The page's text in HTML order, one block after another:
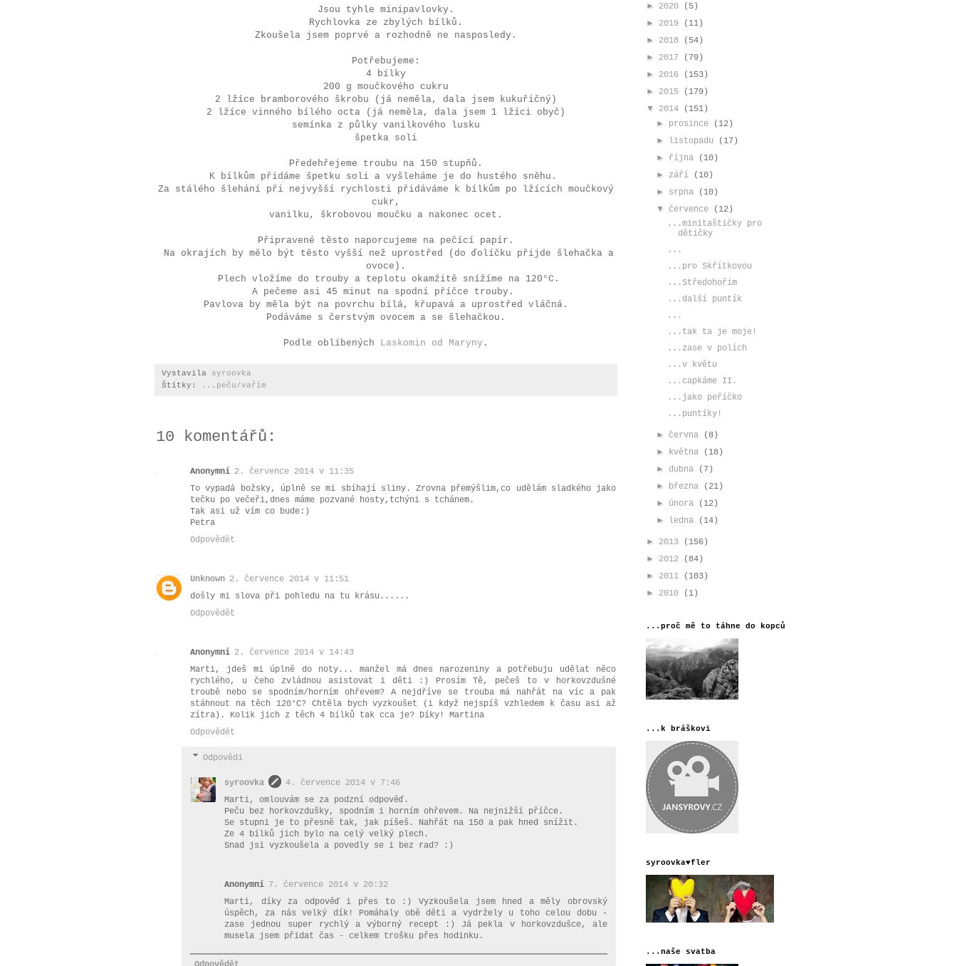
Jsou tyhle minipavlovky.
Rychlovka ze zbylých bílků.
Zkoušela jsem poprvé a rozhodně ne nasposledy.
Potřebujeme:
4 bílky
200 g moučkového cukru
2 lžíce bramborového škrobu (já neměla, dala jsem kukuřičný)
2 lžíce vinného bílého octa (já neměla, dala jsem 1 lžíci obyč)
semínka z půlky vanilkového lusku
špetka soli
Předehřejeme troubu na 150 stupňů.
K bílkům přidáme špetku soli a vyšleháme je do hustého sněhu.
Za stálého šlehání při nejvyšší rychlosti přidáváme k bílkům po lžících moučkový
cukr,
vanilku, škrobovou moučku a nakonec ocet.
Připravené těsto naporcujeme na pečící papír.
Na okrajích by mělo být těsto vyšší než uprostřed (do ďolíčku přijde šlehačka a
ovoce).
Plech vložíme do trouby a teplotu okamžitě snížíme na 120°C.
A pečeme asi 45 minut na spodní příčce trouby.
Pavlova by měla být na povrchu bílá, křupavá a uprostřed vláčná.
Podáváme s čerstvým ovocem a se šlehačkou.
Podle oblíbených Laskomin od Maryny .
Vystavila syroovka
Štítky:
...peču/vařím
10 komentářů:
Anonymní 2. července 2014 v 11:35
To vypadá božsky, úplně se mi sbíhají sliny. Zrovna přemýšlim,co udělám sladkého jako
tečku po večeři,dnes máme pozvané hosty,tchýni s tchánem.
Tak asi už vím co bude:)
Petra
Odpovědět
Unknown 2. července 2014 v 11:51
došly mi slova při pohledu na tu krásu......
Odpovědět
Anonymní 2. července 2014 v 14:43
Marti, jdeš mi úplně do noty... manžel má dnes narozeniny a potřebuju udělat něco
rychlého, u čeho zvládnou asistovat i děti :) Prosím Tě, pečeš to v horkovzdušné
troubě nebo se spodním/horním ohřevem? A nejdříve se trouba má nahřát na víc a pak
stáhnout na těch 120°C? Chtěla bych vyzkoušet (i když nejspíš vzhledem k času asi až
zítra). Kolik jich z těch 4 bílků tak cca je? Díky! Martina
Odpovědět
Odpovědi
syroovka
4. července 2014 v 7:46
Marti, omlouvám se za podzní odpověď.
Peču bez horkovzdušky, spodním i horním ohřevem. Na nejnižší příčce.
Se stupni je to přesně tak, jak píšeš. Nahřát na 150 a pak hned snížit.
Ze 4 bílků jich bylo na celý velký plech.
Snad jsi vyzkoušela a povedly se i bez rad? :)
Anonymní 7. července 2014 v 20:32
Marti, díky za odpověď i přes to :) Vyzkoušela jsem hned a měly obrovský
úspěch, za nás velký dík! Pomáhaly obě děti a vydržely u toho celou dobu -
zase jednou super rychlý a výborný recept :) Já pekla v horkovzdušce, ale
musela jsem přidat čas - celkem trošku přes hodinku.
► 2020
(5)
► 2019
(11)
► 2018
(54)
► 2017
(79)
► 2016
(153)
► 2015
(179)
▼ 2014
(151)
► prosince
(12)
►
listopadu
(17)
► října
(10)
► září
(10)
► srpna
(10)
▼ července
(12)
...minitaštičky pro
dětičky
...
...pro Skřítkovou
...Středohořím
...další puntík
...
...tak ta je moje!
...zase v polích
...v květu
...capkáme II.
...jako peříčko
...puntíky!
► června
(8)
► května
(18)
► dubna
(7)
► března
(21)
► února
(12)
►
ledna (14)
► 2013
(156)
► 2012
(84)
► 2011
(103)
► 2010 (1)
...proč mě to táhne do kopců
...k bráškovi
syroovka♥fler
...naše svatba